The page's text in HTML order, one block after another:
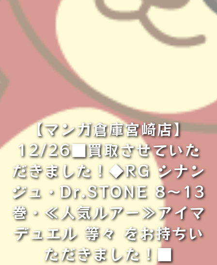
【マンガ倉庫宮崎店】
12/26■買取させていた
だきました！◆RG シナン
ジュ・Dr.STONE 8〜13
巻・≪人気ルアー≫アイマ
デュエル 等々 をお持ちい
ただきました！■